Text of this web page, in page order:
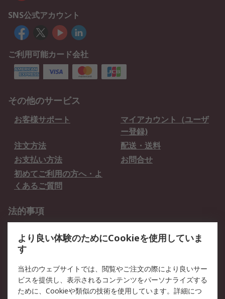
SNS公式アカウント
ご利用可能カード会社
その他のサービス
お客様サポート
マイアカウント（ユーザ
ー登録)
注文方法
配送・送料
お支払い方法
お問合せ
初めてご利用の方へ・よ
くあるご質問
法的事項
クッキーポリシー
RSについて
会社概要
採用情報
より良い体験のためにCookieを使用していま
す
当社のウェブサイトでは、閲覧やご注文の際により良いサー
ビスを提供し、表示されるコンテンツをパーソナライズする
ために、Cookieや類似の技術を使用しています。詳細につ